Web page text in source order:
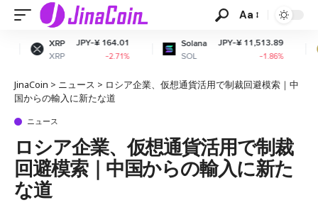
Aa
¥ 164.01
-2.71%
Solana
SOL
JPY-¥ 11,513.89
-1.86%
Dogecoin
DOGE
JinaCoin > ニュース > ロシア企業、仮想通貨活用で制裁回避模索｜中
国からの輸入に新たな道
ニュース
ロシア企業、仮想通貨活用で制裁
回避模索｜中国からの輸入に新た
な道